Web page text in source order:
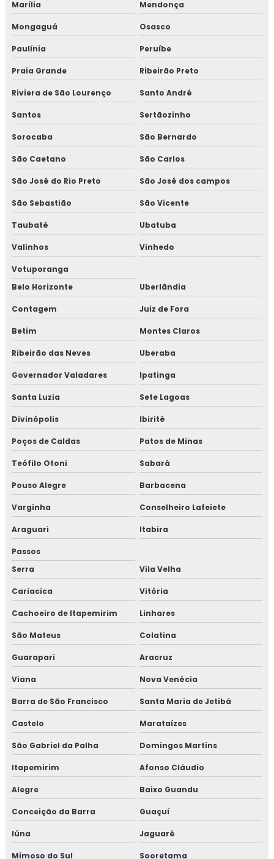
CURSO NR 10 EAD
TREINAMENTO DE NR 10
TREINAMENTO NR10 BÁSICO
CURSO NR 10 PRESENCIAL
Marília Mendonça
Mongaguá Osasco
Paulínia Peruíbe
Praia Grande Ribeirão Preto
Riviera de São Lourenço Santo André
Santos Sertãozinho
Sorocaba São Bernardo
São Caetano São Carlos
São José do Rio Preto São José dos campos
São Sebastião São Vicente
Taubaté Ubatuba
Valinhos Vinhedo
Votuporanga
Belo Horizonte
Uberlândia
Contagem Juiz de Fora
Betim Montes Claros
Ribeirão das Neves Uberaba
Governador Valadares Ipatinga
Santa Luzia Sete Lagoas
Divinópolis Ibirité
Poços de Caldas Patos de Minas
Teófilo Otoni Sabará
Pouso Alegre Barbacena
Varginha Conselheiro Lafeiete
Araguari Itabira
Passos
Serra
Vila Velha
Cariacica Vitória
Cachoeiro de Itapemirim Linhares
São Mateus Colatina
Guarapari Aracruz
Viana Nova Venécia
Barra de São Francisco Santa Maria de Jetibá
Castelo Marataízes
São Gabriel da Palha Domingos Martins
Itapemirim Afonso Cláudio
Alegre Baixo Guandu
Conceição da Barra Guaçuí
Iúna Jaguaré
Mimoso do Sul Sooretama